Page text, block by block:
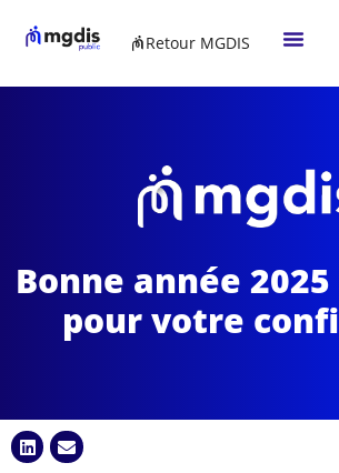
Retour MGDIS
Bonne année
pour votre